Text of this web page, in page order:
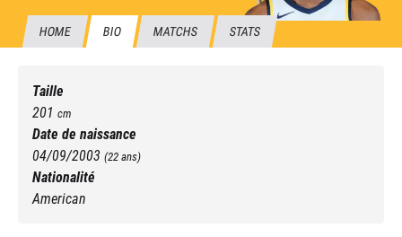
HOME BIO MATCHS STATS
Taille
201 cm
Date de naissance
04/09/2003 (22ans)
Nationalité
American